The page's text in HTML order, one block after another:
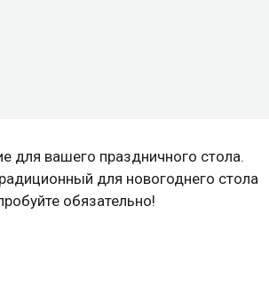
для вашего праздничного стола.
для новогоднего стола
обязательно!